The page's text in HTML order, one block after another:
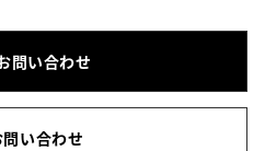
問い合わせ
い合わせ